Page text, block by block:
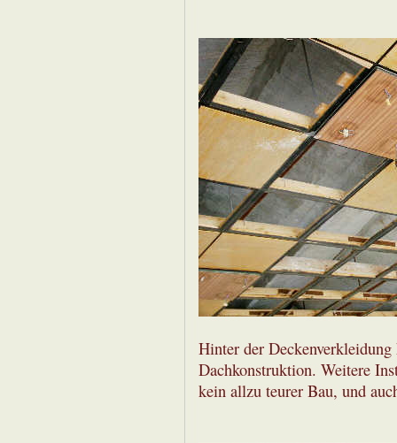
Hinter der
Dachkonstruktion. Weitere
kein allzu teurer Bau, und